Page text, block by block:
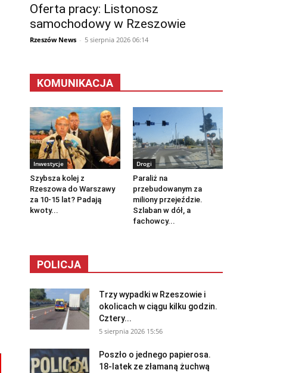
Oferta pracy: Listonosz
samochodowy w Rzeszowie
Rzeszów News - 5 sierpnia 2026 06:14
KOMUNIKACJA
Inwestycje
Szybsza kolej z
Rzeszowa do Warszawy
za 10-15 lat? Padają
kwoty...
Drogi
Paraliż na
przebudowanym za
miliony przejeździe.
Szlaban w dół, a
fachowcy...
POLICJA
Trzy wypadki w Rzeszowie i
okolicach w ciągu kilku godzin.
Cztery...
5 sierpnia 2026 15:56
Poszło o jednego papierosa.
18-latek ze złamaną żuchwą